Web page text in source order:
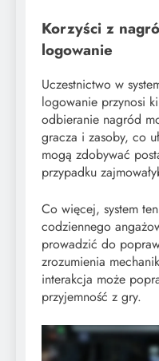
Korzyści z
logowanie
Uczestnictwo w
logowanie przynosi
odbieranie nagród
gracza i zasoby, co
mogą zdobywać
przypadku
Co więcej, system
codziennego
prowadzić do
zrozumienia
interakcja może
przyjemność z gry.